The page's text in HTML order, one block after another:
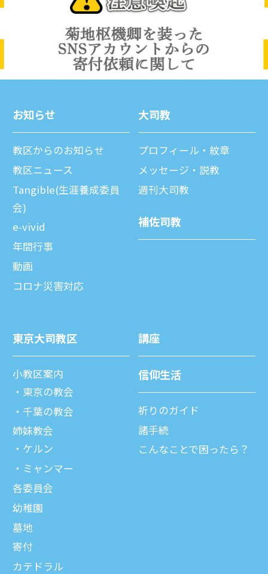
お知らせ
教区からのお知らせ
教区ニュース
Tangible(生涯養成委員
会)
e-vivid
年間⾏事
動画
コロナ災害対応
⼤司教
プロフィール・紋章
メッセージ・説教
週刊⼤司教
補佐司教
東京⼤司教区
⼩教区案内
東京の教会
千葉の教会
姉妹教会
ケルン
ミャンマー
各委員会
幼稚園
墓地
寄付
カテドラル
講座
信仰⽣活
祈りのガイド
諸⼿続
こんなことで困ったら？